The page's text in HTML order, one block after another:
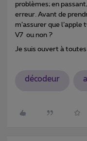
problèmes; en
erreur. Avant de
m’assurer que
V7 ou non ?
Je suis ouvert à
décodeur